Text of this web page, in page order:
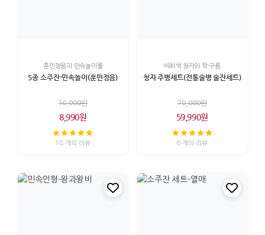
훈민정음과 민속놀이를
5종 소주잔-민속놀이(훈민정음)
10,000원
8,990원
18 개의 리뷰
비취색 청자와 학·구름
청자 주병세트(전통술병 술잔세트)
70,000원
59,990원
6 개의 리뷰